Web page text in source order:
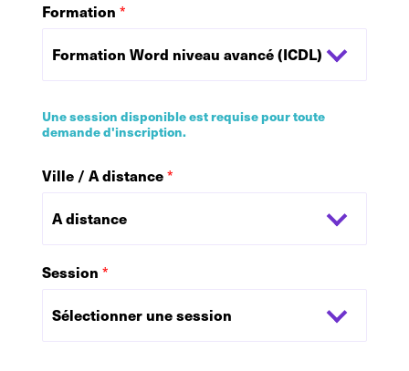
Formation *
Une session disponible est requise pour toute
demande d'inscription.
Ville / A distance*
Session *